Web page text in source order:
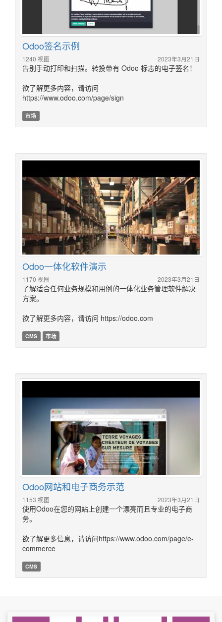
Odoo签名示例
1240 视图 2023年3月21日
告别手动打印和扫描。转投带有 Odoo 标志的电子签名！
欲了解更多内容，请访问
https://www.odoo.com/page/sign
市场
Odoo一体化软件演示
1170 视图 2023年3月21日
了解适合任何业务规模和用例的一体化业务管理软件解决
方案。
欲了解更多内容，请访问 https://odoo.com
CMS 市场
Odoo网站和电子商务示范
1153 视图 2023年3月21日
使用Odoo在您的网站上创建一个漂亮而且专业的电子商
务。
欲了解更多信息，请访问https://www.odoo.com/page/e-
commerce
CMS